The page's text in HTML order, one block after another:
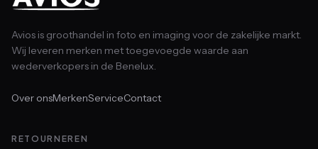
Avios is groothandel in foto en imaging voor de zakelijke markt.
Wij leveren merken met toegevoegde waarde aan
wederverkopers in de Benelux.
Over onsMerkenServiceContact
RETOURNEREN